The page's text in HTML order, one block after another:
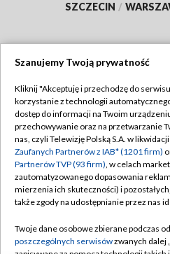
SZCZECIN /
Abonament TVP
Emisja w TVP
Centrum informacji TVP
Naziemna Telewizja Cyfrowa
Rada Programowa
Polityka
Moje
Szanujemy Twoją prywatność
Kliknij "Akceptuję i przechodzę do
korzystanie z technologii
dostęp do informacji na Twoim
przechowywanie oraz na przetwarzanie
nas, czyli Telewizję Polską S.A. w
Zaufanych Partnerów z IAB* (1201 firm)
Partnerów TVP (93 firm), w celach
zautomatyzowanego dopasowania
mierzenia ich skuteczności) i
także zgody na udostępnianie przez nas
Twoje dane osobowe zbierane podczas
poszczególnych serwisówzwanych dalej